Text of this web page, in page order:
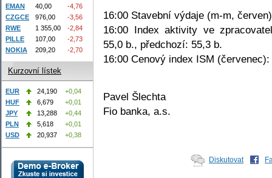
16:00 Stavební výdaje (m-m,
16:00 Index aktivity ve
55,0 b., předchozí: 55,3 b.
16:00 Cenový index ISM
Pavel Šlechta
Fio banka, a.s.
Diskutovat
EMAN 40,00
-4,76
CZGCE
976,00
-3,56
RWE
1 355,00
-2,84
PILLE
107,00
-2,73
NOKIA
209,20 -2,70
Kurzovní lístek
EUR 24,190
+0,04
HUF
6,679
+0,01
JPY
13,288
+0,44
PLN
5,618
+0,01
USD
20,937 +0,38